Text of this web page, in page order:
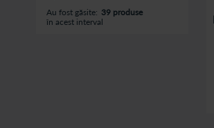
Au fost găsite: 39 produse
în acest interval